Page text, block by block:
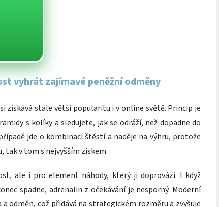
vyhrát zajímavé peněžní odměny
získává stále větší popularitu i v online světě. Princip je
s kolíky a sledujete, jak se odráží, než dopadne do
jde o kombinaci štěstí a naděje na výhru, protože
tak v tom s nejvyšším ziskem.
ale i pro element náhody, který ji doprovází. I když
spadne, adrenalin z očekávání je nesporný. Moderní
odměn, což přidává na strategickém rozměru a zvyšuje